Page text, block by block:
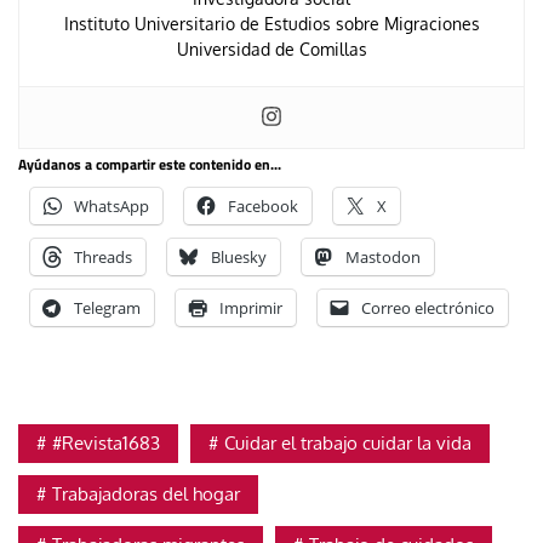
Instituto Universitario de Estudios sobre Migraciones
Universidad de Comillas
Ayúdanos a compartir este contenido en...
WhatsApp Facebook X
Threads Bluesky Mastodon
Telegram Imprimir Correo electrónico
#Revista1683 Cuidar el trabajo cuidar la vida
Trabajadoras del hogar